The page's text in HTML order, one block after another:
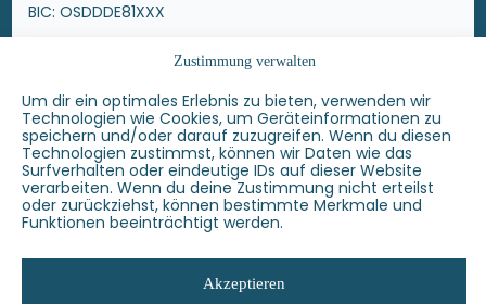
Zustimmung verwalten
Um dir ein optimales Erlebnis zu bieten, verwenden wir
Technologien wie Cookies, um Geräteinformationen zu
speichern und/oder darauf zuzugreifen. Wenn du diesen
Technologien zustimmst, können wir Daten wie das
Surfverhalten oder eindeutige IDs auf dieser Website
verarbeiten. Wenn du deine Zustimmung nicht erteilst
oder zurückziehst, können bestimmte Merkmale und
Funktionen beeinträchtigt werden.
Akzeptieren
BIC: OSDDDE81XXX
Ostsächsische Sparkasse
Andere Spendenmöglichkeiten
Betterplace, Fördermitgliedschaft u.a.
https://mnw-dd.de/spenden